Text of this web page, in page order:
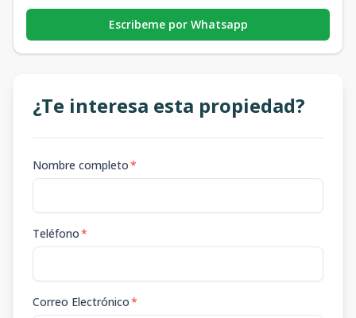
Escribeme por Whatsapp
¿Te interesa esta propiedad?
Nombre completo*
Teléfono*
Correo Electrónico*